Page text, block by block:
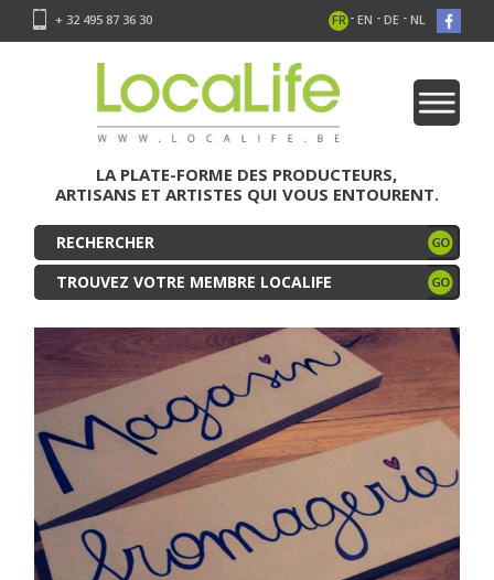
+ 32 495 87 36 30 FR - EN - DE - NL
LA PLATE-FORME DES PRODUCTEURS,
ARTISANS ET ARTISTES QUI VOUS ENTOURENT.
TROUVEZ VOTRE MEMBRE LOCALIFE